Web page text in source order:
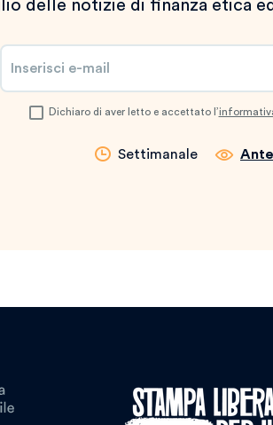
delle notizie di finanza etica
Dichiaro di aver letto e accettato l’
Settimanale